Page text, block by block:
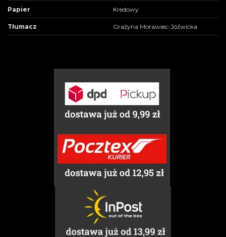
Papier Kredowy
Tłumacz Grażyna Morawiec-Jóźwicka